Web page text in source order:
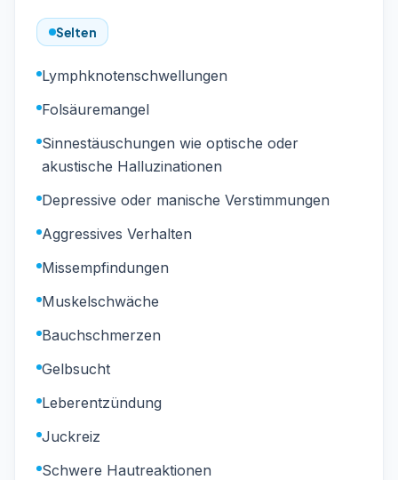
Selten
Lymphknotenschwellungen
Folsäuremangel
Sinnestäuschungen wie optische oder
akustische Halluzinationen
Depressive oder manische Verstimmungen
Aggressives Verhalten
Missempfindungen
Muskelschwäche
Bauchschmerzen
Gelbsucht
Leberentzündung
Juckreiz
Schwere Hautreaktionen